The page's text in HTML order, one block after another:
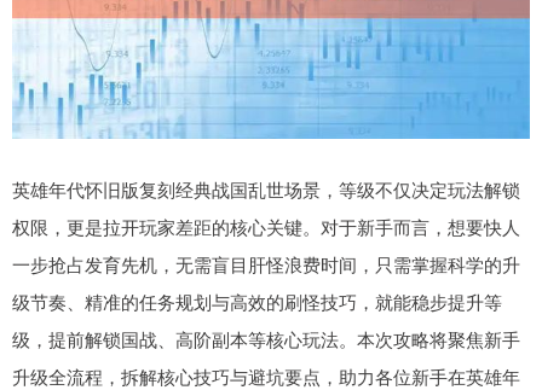
英雄年代怀旧版复刻经典战国乱世场景，等级不仅决定玩法解锁
权限，更是拉开玩家差距的核心关键。对于新手而言，想要快人
一步抢占发育先机，无需盲目肝怪浪费时间，只需掌握科学的升
级节奏、精准的任务规划与高效的刷怪技巧，就能稳步提升等
级，提前解锁国战、高阶副本等核心玩法。本次攻略将聚焦新手
升级全流程，拆解核心技巧与避坑要点，助力各位新手在英雄年